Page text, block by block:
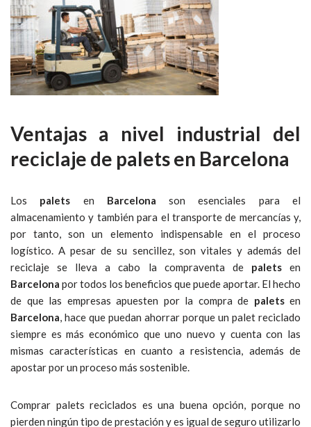
Ventajas a nivel industrial del
reciclaje de palets en Barcelona
Los palets en Barcelona son esenciales para el
almacenamiento y también para el transporte de mercancías y,
por tanto, son un elemento indispensable en el proceso
logístico. A pesar de su sencillez, son vitales y además del
reciclaje se lleva a cabo la compraventa de paletsen
Barcelona por todos los beneficios que puede aportar. El hecho
de que las empresas apuesten por la compra de paletsen
Barcelona, hace que puedan ahorrar porque un palet reciclado
siempre es más económico que uno nuevo y cuenta con las
mismas características en cuanto a resistencia, además de
apostar por un proceso más sostenible.
Comprar palets reciclados es una buena opción, porque no
pierden ningún tipo de prestación y es igual de seguro utilizarlo